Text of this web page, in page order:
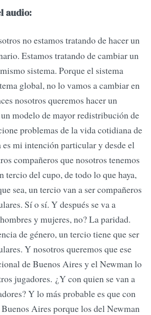
audio:
no estamos tratando de hacer un
Estamos tratando de cambiar un
sistema. Porque el sistema
global, no lo vamos a cambiar en
nosotros queremos hacer un
modelo de mayor redistribución de
problemas de la vida cotidiana de
es mi intención particular y desde el
compañeros que nosotros tenemos
tercio del cupo, de todo lo que haya,
sea, un tercio van a ser compañeros
Sí o sí. Y después se va a
y mujeres, no? La paridad.
de género, un tercio tiene que ser
Y nosotros queremos que ese
de Buenos Aires y el Newman lo
jugadores. ¿Y con quien se van a
Y lo más probable es que con
Aires porque los del Newman